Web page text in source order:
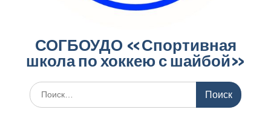
СОГБОУДО «‎Спортивная
школа по хоккею с шайбой»‎